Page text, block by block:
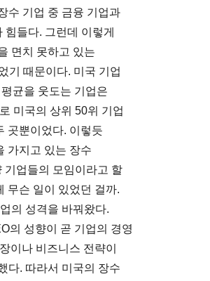
수 기업 중 금융 기업과
들다. 그런데 이렇게
면치 못하고 있는
기 때문이다. 미국 기업
균을 웃도는 기업은
미국의 상위 50위 기업
곳뿐이었다. 이렇듯
가지고 있는 장수
기업들의 모임이라고 할
무슨 일이 있었던 걸까.
의 성격을 바꿔왔다.
의 성향이 곧 기업의 경영
이나 비즈니스 전략이
다. 따라서 미국의 장수